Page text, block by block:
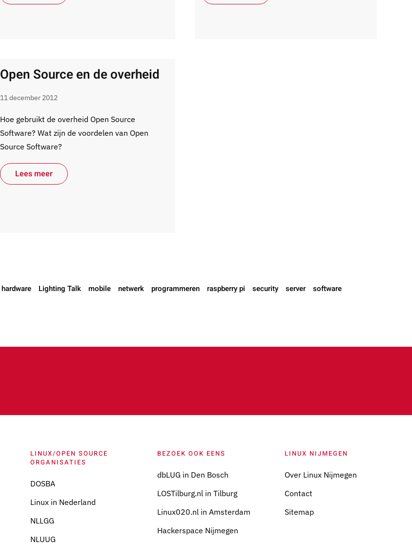
Open Source en de overheid
11 december 2012
Hoe gebruikt de overheid Open Source
Software? Wat zijn de voordelen van Open
Source Software?
Lees meer
hardware Lighting Talk mobile netwerk programmeren raspberry pi security server
software
LINUX/OPEN SOURCE
ORGANISATIES
DOSBA
Linux in Nederland
NLLGG
NLUUG
BEZOEK OOK EENS
dbLUG in Den Bosch
LOSTilburg.nl in Tilburg
Linux020.nl in Amsterdam
Hackerspace Nijmegen
LINUX NIJMEGEN
Over Linux Nijmegen
Contact
Sitemap